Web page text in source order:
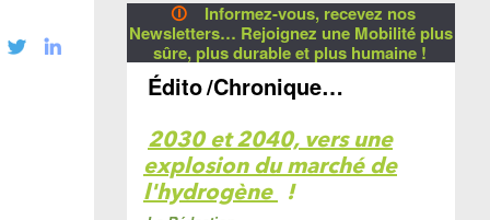
🛈
Informez-vous, recevez nos
Newsletters… Rejoignez une Mobilité plus
sûre, plus durable et plus humaine !
Édito/Chronique…
2030 et 2040, vers une
explosion du marché de
l'hydrogène !